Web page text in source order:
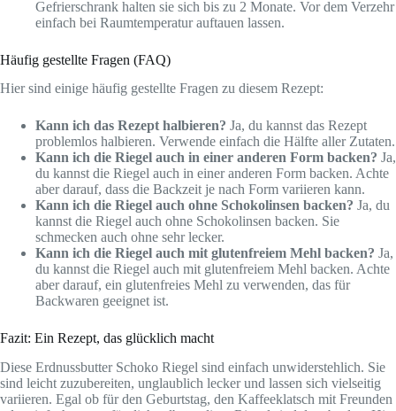
Gefrierschrank halten sie sich bis zu 2 Monate. Vor dem Verzehr
einfach bei Raumtemperatur auftauen lassen.
Häufig gestellte Fragen (FAQ)
Hier sind einige häufig gestellte Fragen zu diesem Rezept:
Kann ich das Rezept halbieren? Ja, du kannst das Rezept
problemlos halbieren. Verwende einfach die Hälfte aller Zutaten.
Kann ich die Riegel auch in einer anderen Form backen? Ja,
du kannst die Riegel auch in einer anderen Form backen. Achte
aber darauf, dass die Backzeit je nach Form variieren kann.
Kann ich die Riegel auch ohne Schokolinsen backen? Ja, du
kannst die Riegel auch ohne Schokolinsen backen. Sie
schmecken auch ohne sehr lecker.
Kann ich die Riegel auch mit glutenfreiem Mehl backen? Ja,
du kannst die Riegel auch mit glutenfreiem Mehl backen. Achte
aber darauf, ein glutenfreies Mehl zu verwenden, das für
Backwaren geeignet ist.
Fazit: Ein Rezept, das glücklich macht
Diese Erdnussbutter Schoko Riegel sind einfach unwiderstehlich. Sie
sind leicht zuzubereiten, unglaublich lecker und lassen sich vielseitig
variieren. Egal ob für den Geburtstag, den Kaffeeklatsch mit Freunden